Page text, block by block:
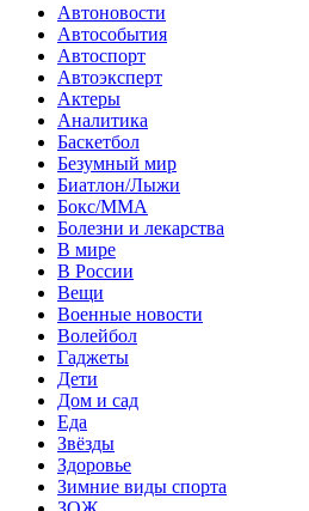
Автоновости
Автособытия
Автоспорт
Автоэксперт
Актеры
Аналитика
Баскетбол
Безумный мир
Биатлон/Лыжи
Бокс/MMA
Болезни и лекарства
В мире
В России
Вещи
Военные новости
Волейбол
Гаджеты
Дети
Дом и сад
Еда
Звёзды
Здоровье
Зимние виды спорта